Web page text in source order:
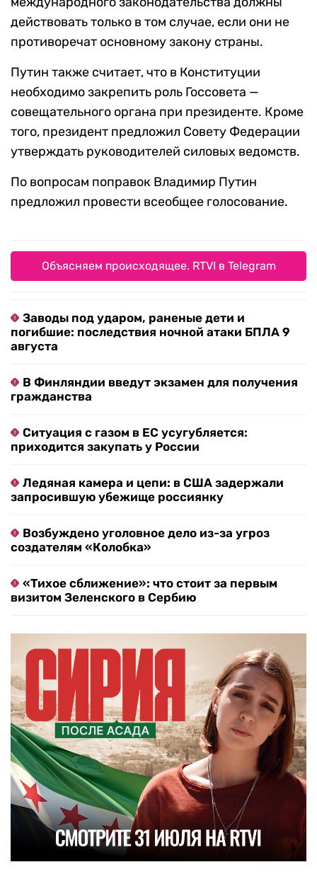
действовать только в том случае, если они не
противоречат основному закону страны.
Путин также считает, что в Конституции
необходимо закрепить роль Госсовета —
совещательного органа при президенте. Кроме
того, президент предложил Совету Федерации
утверждать руководителей силовых ведомств.
По вопросам поправок Владимир Путин
предложил провести всеобщее голосование.
Объясняем происходящее. RTVI в Telegram
Заводы под ударом, раненые дети и
погибшие: последствия ночной атаки БПЛА 9
августа
В Финляндии введут экзамен для получения
гражданства
Ситуация с газом в ЕС усугубляется:
приходится закупать у России
Ледяная камера и цепи: в США задержали
запросившую убежище россиянку
Возбуждено уголовное дело из-за угроз
создателям «Колобка»
«Тихое сближение»: что стоит за первым
визитом Зеленского в Сербию